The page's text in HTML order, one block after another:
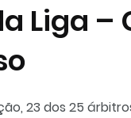
Liga –
23 dos 25